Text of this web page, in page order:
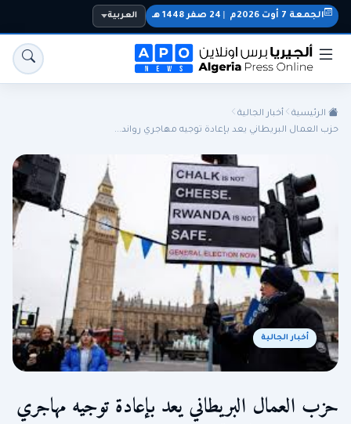
الجزائر الجالية المنتخب الوطني سياسة
اقتصاد رياضة
الجمعة 7 أوت 2026م 24 صفر 1448 هـ العربية
الرئيسية
أخبار الجالية
حزب العمال البريطاني يعد بإعادة توجيه مهاجري رواند...
أخبار الجالية
حزب العمال البريطاني يعد بإعادة توجيه مهاجري